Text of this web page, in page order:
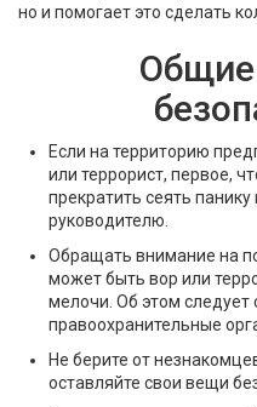
но и помогает это сделать
Общие
Если на территорию
или террорист, первое,
прекратить сеять
руководителю.
Обращать внимание на
может быть вор или
мелочи. Об этом следует
правоохранительные
Не берите от
оставляйте свои вещи